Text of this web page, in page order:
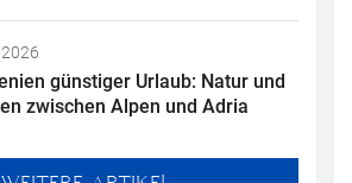
günstiger Urlaub: Natur und
zwischen Alpen und Adria